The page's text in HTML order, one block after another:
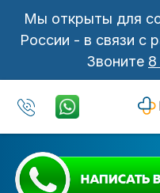
Мы открыты для
России - в связи с
Звоните 8